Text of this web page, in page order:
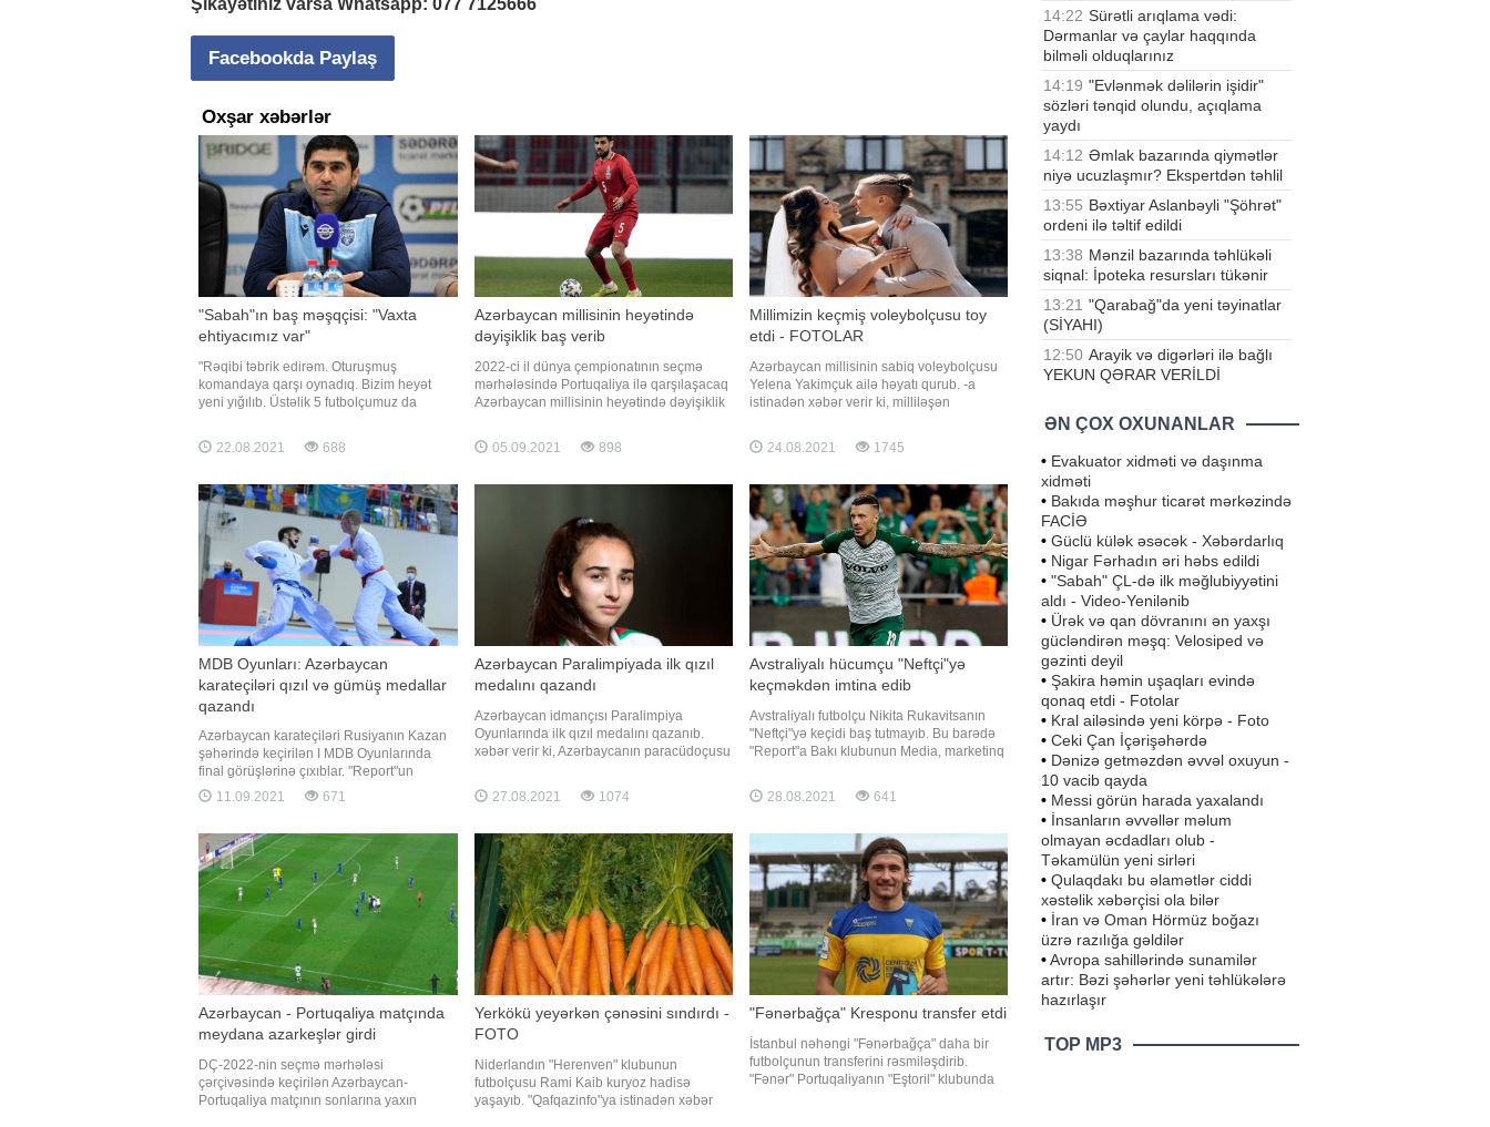
Facebookda Paylaş
Oxşar xəbərlər
"Sabah"ın baş məşqçisi: "Vaxta
ehtiyacımız var"
"Rəqibi təbrik edirəm. Oturuşmuş
komandaya qarşı oynadıq. Bizim heyət
yeni yığılıb. Üstəlik 5 futbolçumuz da
Ancaq bütün bunlar məğlubiyyətə səbəb
deyil. Sadəcə, vaxta ehtiyacımız var".
"Sabah"ı
22.08.2021 688
Azərbaycan millisinin heyətində
dəyişiklik baş verib
2022-ci il dünya çempionatının seçmə
mərhələsində Portuqaliya ilə qarşılaşacaq
Azərbaycan millisinin heyətində dəyişiklik
istinadən xəbər verir ki, "Qarabağ"ın
futbolçusu Maksim Medvedev zədə,
05.09.2021 898
Millimizin keçmiş voleybolçusu toy
etdi - FOTOLAR
Azərbaycan millisinin sabiq voleybolçusu
Yelena Yakimçuk ailə həyatı qurub. -a
istinadən xəbər verir ki, milliləşən
baş tutub. Xanım voleybolçu Dmitri Şatovla
evlənib. Kiyevdə anadan olan Yelenanın
gününü Kiyev vilayətind
24.08.2021 1745
MDB Oyunları: Azərbaycan
karateçiləri qızıl və gümüş medallar
qazandı
Azərbaycan karateçiləri Rusiyanın Kazan
şəhərində keçirilən I MDB Oyunlarında
final görüşlərinə çıxıblar. "Report"un
məlumatına görə, 50 kq-da mübarizə
aparan idmançımız İnci Əzizova
final görüşünə çıxıb. Rəqibini 5:1 hesabı
ilə məğlub edən Əzizova yarışı
11.09.2021 671
Azərbaycan Paralimpiyada ilk qızıl
medalını qazandı
Azərbaycan idmançısı Paralimpiya
Oyunlarında ilk qızıl medalını qazanıb.
xəbər verir ki, Azərbaycanın paracüdoçusu
qalib gələrək paralimpiya çempionu olub.
O, finalda Sandrin Martini (Fransa) vaza-
medalı qazandırıb
27.08.2021 1074
Avstraliyalı hücumçu "Neftçi"yə
keçməkdən imtina edib
Avstraliyalı futbolçu Nikita Rukavitsanın
"Neftçi"yə keçidi baş tutmayıb. Bu barədə
"Report"a Bakı klubunun Media, marketinq
rəhbəri Rüstəm Allahverdiyev məlumat
verib. Onun sözlərinə görə, daha əvvəl
28.08.2021 641
Azərbaycan - Portuqaliya matçında
meydana azarkeşlər girdi
DÇ-2022-nin seçmə mərhələsi
çərçivəsində keçirilən Azərbaycan-
Portuqaliya matçının sonlarına yaxın
Yerkökü yeyərkən çənəsini sındırdı -
FOTO
Niderlandın "Herenven" klubunun
futbolçusu Rami Kaib kuryoz hadisə
yaşayıb. "Qafqazinfo"ya istinadən xəbər
"Fənərbağça" Kresponu transfer etdi
İstanbul nəhəngi "Fənərbağça" daha bir
futbolçunun transferini rəsmiləşdirib.
"Fənər" Portuqaliyanın "Eştoril" klubunda
14:22 Sürətli arıqlama vədi:
Dərmanlar və çaylar haqqında
bilməli olduqlarınız
14:19 "Evlənmək dəlilərin işidir"
sözləri tənqid olundu, açıqlama
yaydı
14:12 Əmlak bazarında qiymətlər
niyə ucuzlaşmır? Ekspertdən təhlil
13:55 Bəxtiyar Aslanbəyli "Şöhrət"
ordeni ilə təltif edildi
13:38 Mənzil bazarında təhlükəli
siqnal: İpoteka resursları tükənir
13:21 "Qarabağ"da yeni təyinatlar
(SİYAHI)
12:50 Arayik və digərləri ilə bağlı
YEKUN QƏRAR VERİLDİ
ƏN ÇOX OXUNANLAR
• Evakuator xidməti və daşınma
xidməti
• Bakıda məşhur ticarət mərkəzində
FACİƏ
• Güclü külək əsəcək - Xəbərdarlıq
• Nigar Fərhadın əri həbs edildi
• "Sabah" ÇL-də ilk məğlubiyyətini
aldı - Video-Yenilənib
• Ürək və qan dövranını ən yaxşı
gücləndirən məşq: Velosiped və
gəzinti deyil
• Şakira həmin uşaqları evində
qonaq etdi - Fotolar
• Kral ailəsində yeni körpə - Foto
• Ceki Çan İçərişəhərdə
• Dənizə getməzdən əvvəl oxuyun -
10 vacib qayda
• Messi görün harada yaxalandı
• İnsanların əvvəllər məlum
olmayan əcdadları olub -
Təkamülün yeni sirləri
• Qulaqdakı bu əlamətlər ciddi
xəstəlik xəbərçisi ola bilər
• İran və Oman Hörmüz boğazı
üzrə razılığa gəldilər
•Avropa sahillərində sunamilər
artır: Bəzi şəhərlər yeni təhlükələrə
hazırlaşır
TOP MP3